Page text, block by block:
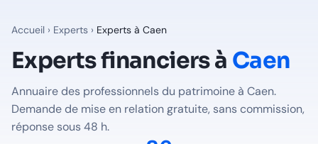
86professionnels du patrimoine recensés à
Professions disponibles à
Avocat FiscalisteàCaen-1professionnel(s) recensé(s)
NotaireàCaen-54professionnel(s) recensé(s)
Trouver le bon expert pour votre situation à
Accueil › Experts › Experts à Caen
Experts financiers à Caen
Annuaire des professionnels du patrimoine à Caen.
Demande de mise en relation gratuite, sans commission,
réponse sous 48 h.